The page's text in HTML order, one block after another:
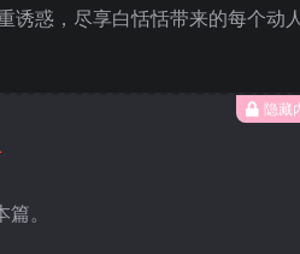
诱惑，尽享白恬恬带来的每个动
隐藏
。